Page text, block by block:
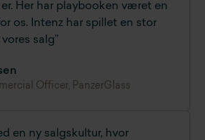
Her har playbooken været en
os. Intenz har spillet en stor
salg”
Officer, PanzerGlass
en ny salgskultur, hvor